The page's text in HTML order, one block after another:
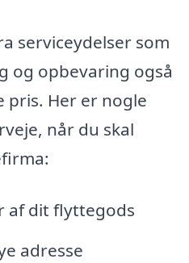
serviceydelser som
og opbevaring også
pris. Her er nogle
når du skal
af dit flyttegods
adresse